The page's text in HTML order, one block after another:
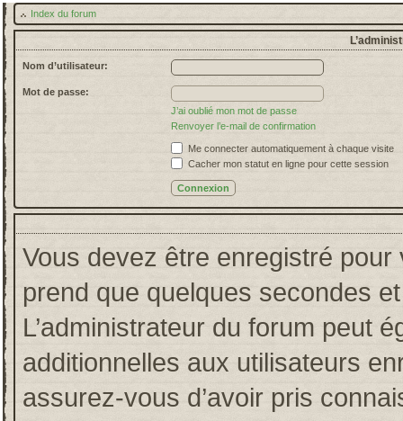
Index du forum
Nom d’utilisateur:
Mot de passe:
J’ai oublié mon mot de passe
Renvoyer l’e-mail de confirmation
Me connecter automatiquement à chaque visite
Cacher mon statut en ligne pour cette session
Vous devez être enregistré pour
prend que quelques secondes
L’administrateur du forum peut
additionnelles aux utilisateurs
assurez-vous d’avoir pris